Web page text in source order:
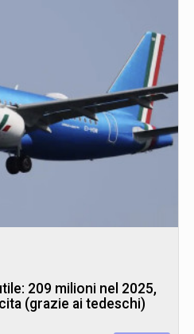
209 milioni nel 2025,
(grazie ai tedeschi)